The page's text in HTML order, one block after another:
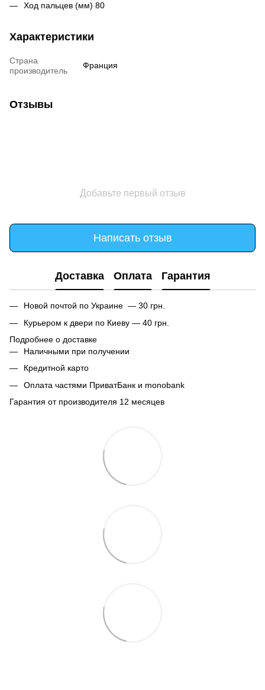
Ход пальцев (мм) 80
Характеристики
Страна
производитель
Франция
Отзывы
Добавьте первый отзыв
Написать отзыв
Доставка Оплата Гарантия
Новой почтой по Украине — 30 грн.
Курьером к двери по Киеву — 40 грн.
Подробнее о доставке
Наличными при получении
Кредитной карто
Оплата частями ПриватБанк и monobank
Гарантия от производителя 12 месяцев